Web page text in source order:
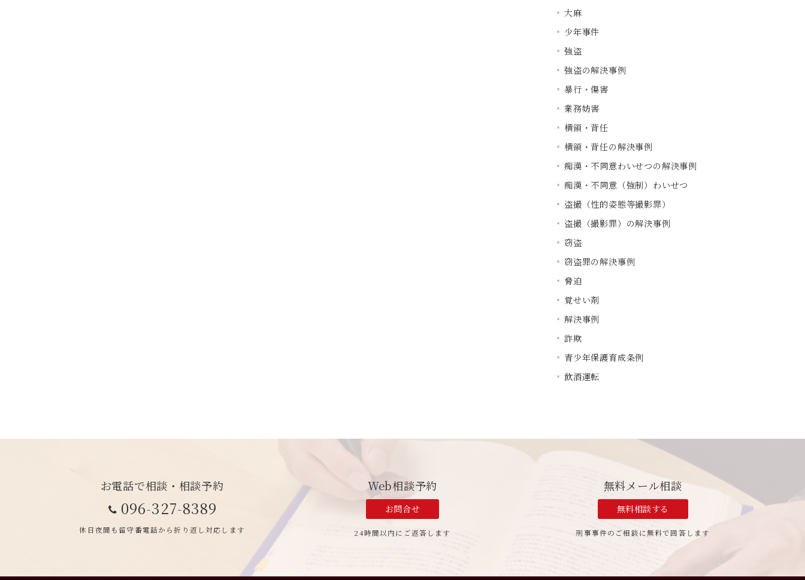
大麻
少年事件
強盗
強盗の解決事例
暴行・傷害
業務妨害
横領・背任
横領・背任の解決事例
痴漢・不同意わいせつの解決事例
痴漢・不同意（強制）わいせつ
盗撮（性的姿態等撮影罪）
盗撮（撮影罪）の解決事例
窃盗
窃盗罪の解決事例
脅迫
覚せい剤
解決事例
詐欺
青少年保護育成条例
飲酒運転
お電話で相談・相談予約
096-327-8389
休日夜間も留守番電話から折り返し対応します
Web相談予約
お問合せ
24時間以内にご返答します
無料メール相談
無料相談する
刑事事件のご相談に無料で回答します